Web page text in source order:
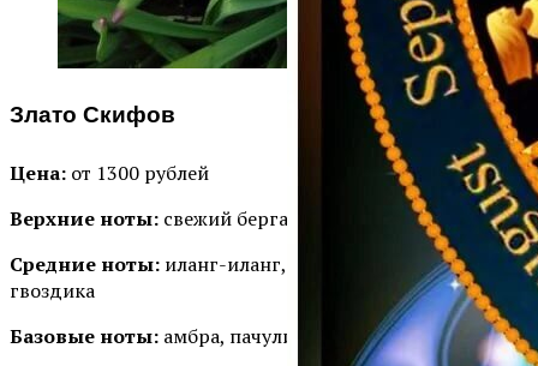
Злато Скифов
Цена: от 1300 рублей
Верхние ноты: свежий бергамот, зелень, альдегиды
Средние ноты: иланг-иланг, яблоко, персик, жасмин,
гвоздика
Базовые ноты: амбра, пачули, ваниль, мох, сандал